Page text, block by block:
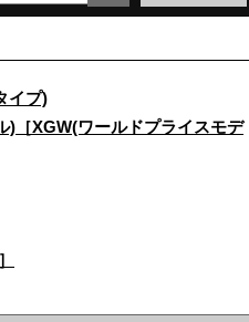
イプ)
)［XGW(ワールドプライスモデ